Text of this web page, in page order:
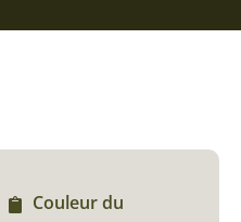
Couleur du